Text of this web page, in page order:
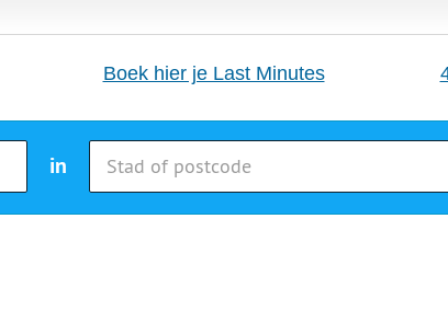
Boek hier je Last Minutes
in